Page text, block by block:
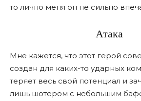
то лично меня он не сильно
Атака
Мне кажется, что этот герой
создан для каких-то ударных
теряет весь свой потенциал и
лишь шотером с небольшим